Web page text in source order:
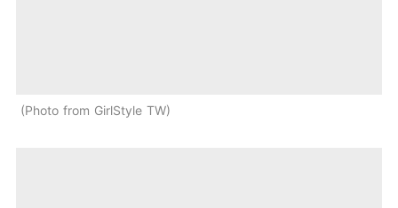
Photo from GirlStyle TW